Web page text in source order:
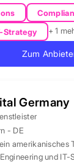
Strategy
+ 1
Zum
Germany
- DE
amerikanisches
und